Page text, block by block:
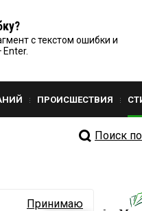
с текстом ошибки и
ПРОИСШЕСТВИЯ
Поиск
Принимаю